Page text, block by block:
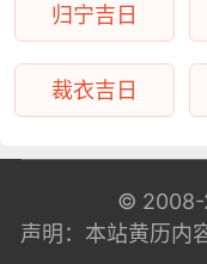
归宁吉日
裁衣吉日
© 2008-
声明：本站黄历内